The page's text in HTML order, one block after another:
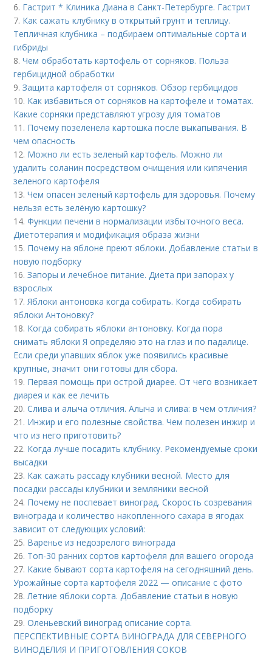
6. Гастрит * Клиника Диана в Санкт-Петербурге. Гастрит
7. Как сажать клубнику в открытый грунт и теплицу.
Тепличная клубника – подбираем оптимальные сорта и
гибриды
8.Чем обработать картофель от сорняков. Польза
гербицидной обработки
9.Защита картофеля от сорняков. Обзор гербицидов
10. Как избавиться от сорняков на картофеле и томатах.
Какие сорняки представляют угрозу для томатов
11. Почему позеленела картошка после выкапывания. В
чем опасность
12. Можно ли есть зеленый картофель. Можно ли
удалить соланин посредством очищения или кипячения
зеленого картофеля
13.Чем опасен зеленый картофель для здоровья. Почему
нельзя есть зелёную картошку?
14.Функции печени в нормализации избыточного веса.
Диетотерапия и модификация образа жизни
15. Почему на яблоне преют яблоки. Добавление статьи в
новую подборку
16.Запоры и лечебное питание. Диета при запорах у
взрослых
17. Яблоки антоновка когда собирать. Когда собирать
яблоки Антоновку?
18. Когда собирать яблоки антоновку. Когда пора
снимать яблоки Я определяю это на глаз и по падалице.
Если среди упавших яблок уже появились красивые
крупные, значит они готовы для сбора.
19. Первая помощь при острой диарее. От чего возникает
диарея и как ее лечить
20.Слива и алыча отличия. Алыча и слива: в чем отличия?
21. Инжир и его полезные свойства. Чем полезен инжир и
что из него приготовить?
22. Когда лучше посадить клубнику. Рекомендуемые сроки
высадки
23. Как сажать рассаду клубники весной. Место для
посадки рассады клубники и земляники весной
24. Почему не поспевает виноград. Скорость созревания
винограда и количество накопленного сахара в ягодах
зависит от следующих условий:
25. Варенье из недозрелого винограда
26. Топ-30 ранних сортов картофеля для вашего огорода
27. Какие бывают сорта картофеля на сегодняшний день.
Урожайные сорта картофеля 2022 — описание с фото
28. Летние яблоки сорта. Добавление статьи в новую
подборку
29.Оленьевский виноград описание сорта.
ПЕРСПЕКТИВНЫЕ СОРТА ВИНОГРАДА ДЛЯ CЕВЕРНОГО
ВИНОДЕЛИЯ И ПРИГОТОВЛЕНИЯ СОКОВ